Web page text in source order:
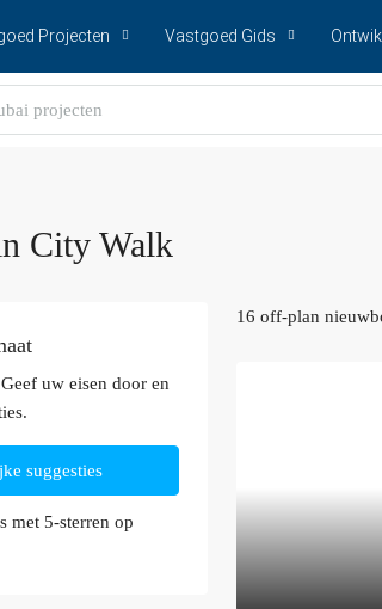
Projecten Vastgoed Gids
City Walk
16 off-plan
uw eisen door en
suggesties
met 5-sterren op